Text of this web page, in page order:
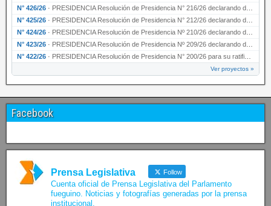
N° 426/26 · PRESIDENCIA Resolución de Presidencia N° 216/26 declarando de interés provincial la labor …
N° 425/26 · PRESIDENCIA Resolución de Presidencia N° 212/26 declarando de interés provincial el “50° A…
N° 424/26 · PRESIDENCIA Resolución de Presidencia Nº 210/26 declarando de interés provincial el proyec…
N° 423/26 · PRESIDENCIA Resolución de Presidencia Nº 209/26 declarando de interés provincial la presen…
N° 422/26 · PRESIDENCIA Resolución de Presidencia N° 200/26 para su ratificación.
Ver proyectos »
Facebook
Prensa Legislativa Follow
Cuenta oficial de Prensa Legislativa del Parlamento
fueguino. Noticias y fotografías generadas por la prensa
institucional.